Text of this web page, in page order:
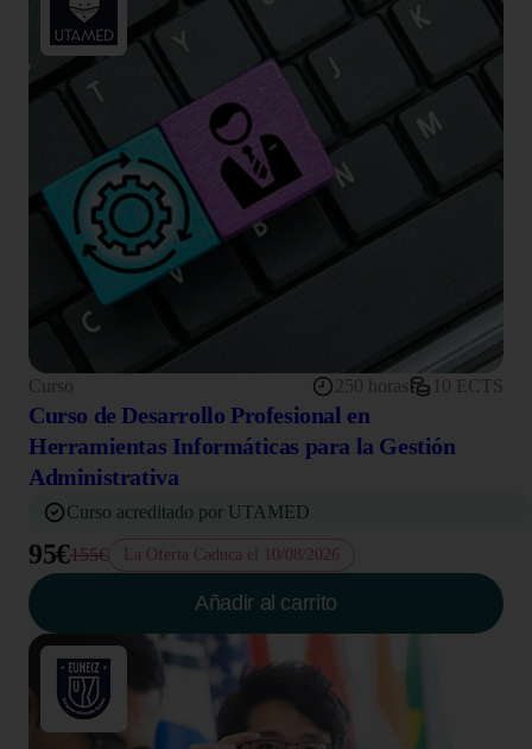
Curso 250 horas 10 ECTS
Curso de Desarrollo Profesional en
Herramientas Informáticas para la Gestión
Administrativa
Curso acreditado por UTAMED
95€155€ La Oferta Caduca el 10/08/2026
Añadir al carrito